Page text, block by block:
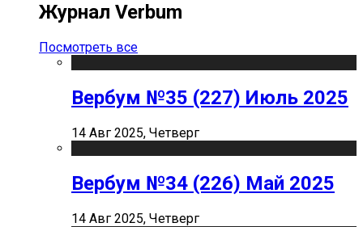
Журнал Verbum
Посмотреть все
Вербум №35 (227) Июль 2025
14 Авг 2025, Четверг
Вербум №34 (226) Май 2025
14 Авг 2025, Четверг